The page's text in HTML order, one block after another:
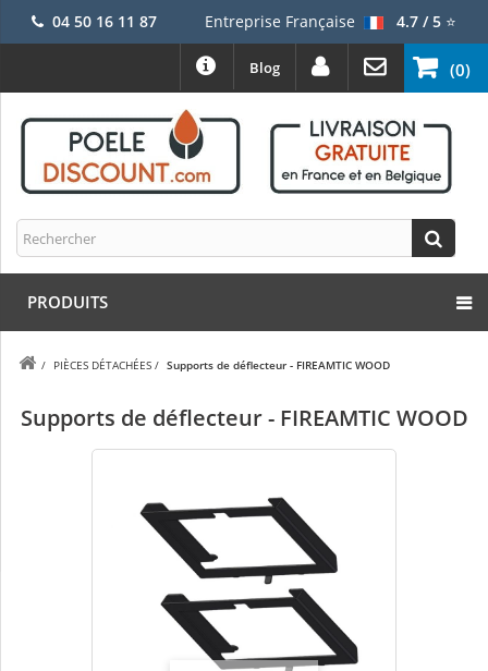
04 50 16 11 87 Entreprise Française 4.7 / 5⭐
(0)
Blog
PRODUITS
/ PIÈCES DÉTACHÉES / Supports de déflecteur - FIREAMTIC WOOD
Supports de déflecteur - FIREAMTIC WOOD